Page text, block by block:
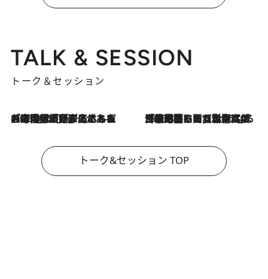
TALK & SESSION
トーク＆セッション
2026.8.3
「今後値上げがあるとすれば…」「リスクがあるのは今年の冬」エネルギー専門家が語る、ホルムズ海峡封鎖が家庭にもたらす“ある心配” 2026.8.3
「住宅建てられない…」「サーチャージ料の高値が続いている」ホルムズ海峡封鎖による影響はいつまで続く？《エネルギー専門家に聞く“どうなる日本の暮らし”》
トーク&セッション TOP